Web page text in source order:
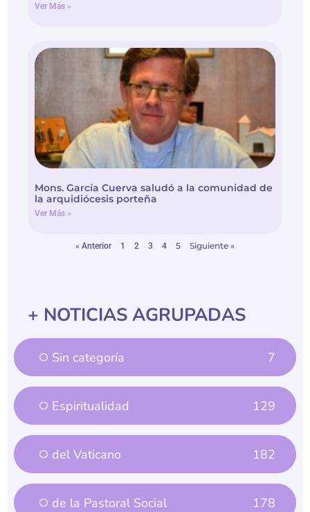
Ver Más »
Mons. García Cuerva saludó a la comunidad de
la arquidiócesis porteña
Ver Más »
« Anterior 1 2 3 4 5 Siguiente »
+ NOTICIAS AGRUPADAS
Sin categoría 7
Espiritualidad 129
del Vaticano 182
de la Pastoral Social 178